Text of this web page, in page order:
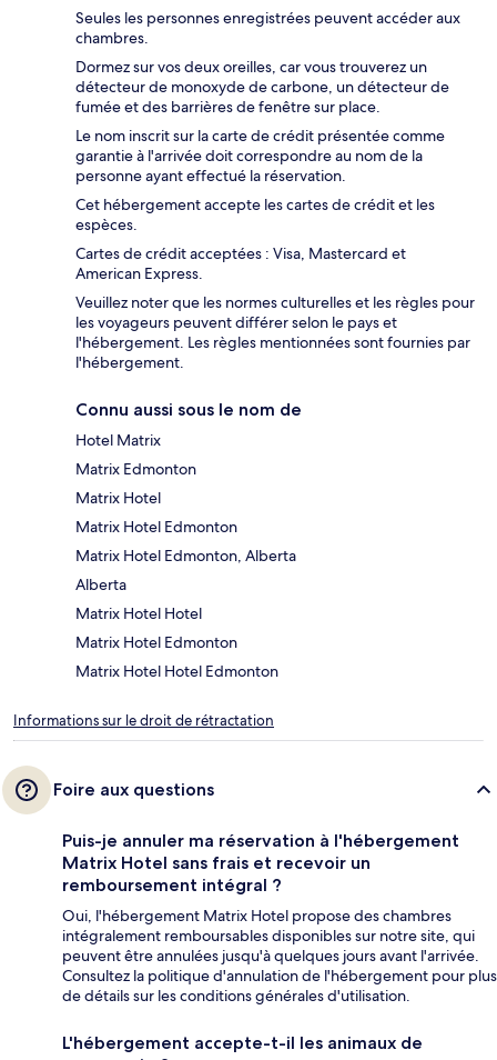
Seules les personnes enregistrées peuvent accéder aux
chambres.
Dormez sur vos deux oreilles, car vous trouverez un
détecteur de monoxyde de carbone, un détecteur de
fumée et des barrières de fenêtre sur place.
Le nom inscrit sur la carte de crédit présentée comme
garantie à l'arrivée doit correspondre au nom de la
personne ayant effectué la réservation.
Cet hébergement accepte les cartes de crédit et les
espèces.
Cartes de crédit acceptées : Visa, Mastercard et
American Express.
Veuillez noter que les normes culturelles et les règles pour
les voyageurs peuvent différer selon le pays et
l'hébergement. Les règles mentionnées sont fournies par
l'hébergement.
Connu aussi sous le nom de
Hotel Matrix
Matrix Edmonton
Matrix Hotel
Matrix Hotel Edmonton
Matrix Hotel Edmonton, Alberta
Alberta
Matrix Hotel Hotel
Matrix Hotel Edmonton
Matrix Hotel Hotel Edmonton
Informations sur le droit de rétractation
Foire aux questions
Puis-je annuler ma réservation à l'hébergement
Matrix Hotel sans frais et recevoir un
remboursement intégral ?
Oui, l'hébergement Matrix Hotel propose des chambres
intégralement remboursables disponibles sur notre site, qui
peuvent être annulées jusqu'à quelques jours avant l'arrivée.
Consultez la politique d'annulation de l'hébergement pour plus
de détails sur les conditions générales d'utilisation.
L'hébergement accepte-t-il les animaux de